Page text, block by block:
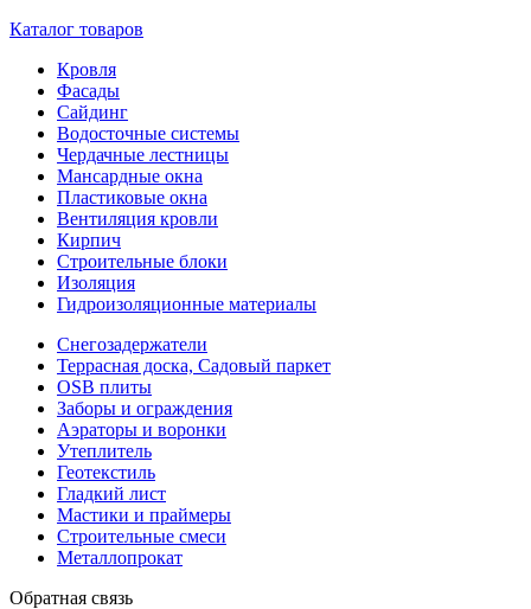
Каталог товаров
Кровля
Фасады
Сайдинг
Водосточные системы
Чердачные лестницы
Мансардные окна
Пластиковые окна
Вентиляция кровли
Кирпич
Строительные блоки
Изоляция
Гидроизоляционные материалы
Снегозадержатели
Террасная доска, Садовый паркет
OSB плиты
Заборы и ограждения
Аэраторы и воронки
Утеплитель
Геотекстиль
Гладкий лист
Мастики и праймеры
Строительные смеси
Металлопрокат
Обратная связь